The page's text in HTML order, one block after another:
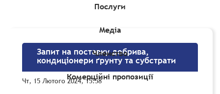
Послуги
Медіа
Членство
Комерційні пропозиції
Комерційні пропозиції»Запит на поставку добрива,
Запит на поставку добрива,
кондиціонери ґрунту та субстрати
Чт, 15 Лютого 2024, 15:58